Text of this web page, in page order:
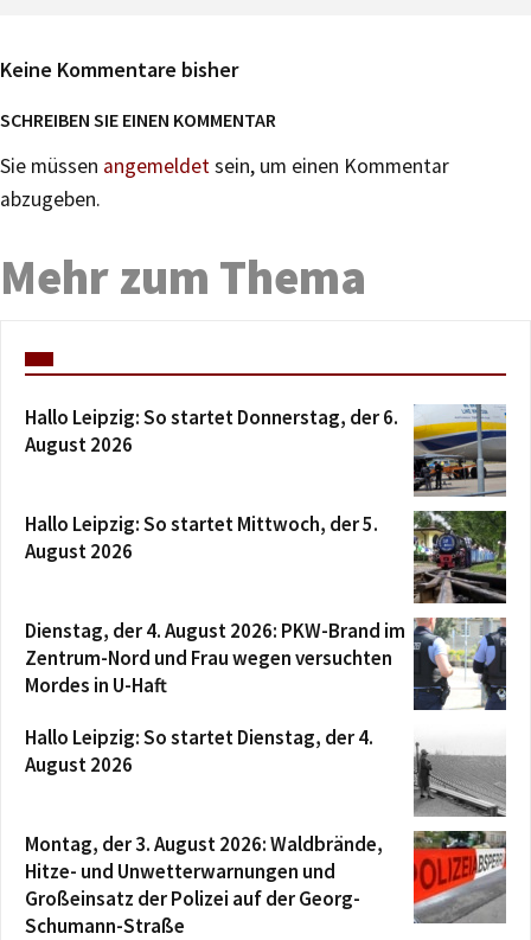
Keine Kommentare bisher
SCHREIBEN SIE EINEN KOMMENTAR
Sie müssen angemeldetsein, um einen Kommentar
abzugeben.
Mehr zum Thema
Hallo Leipzig: So startet Donnerstag, der 6.
August 2026
Hallo Leipzig: So startet Mittwoch, der 5.
August 2026
Dienstag, der 4. August 2026: PKW-Brand im
Zentrum-Nord und Frau wegen versuchten
Mordes in U-Haft
Hallo Leipzig: So startet Dienstag, der 4.
August 2026
Montag, der 3. August 2026: Waldbrände,
Hitze- und Unwetterwarnungen und
Großeinsatz der Polizei auf der Georg-
Schumann-Straße